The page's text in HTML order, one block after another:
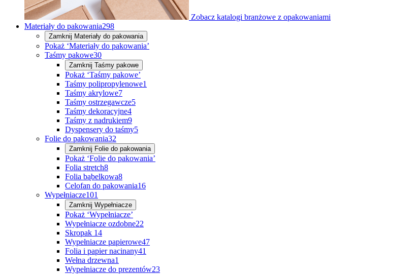
Zobacz katalogi branżowe z opakowaniami
Materiały do pakowania298
Zamknij Materiały do pakowania
Pokaż ‘Materiały do pakowania’
Taśmy pakowe30
Zamknij Taśmy pakowe
Pokaż ‘Taśmy pakowe’
Taśmy polipropylenowe1
Taśmy akrylowe7
Taśmy ostrzegawcze5
Taśmy dekoracyjne4
Taśmy z nadrukiem9
Dyspensery do taśmy5
Folie do pakowania32
Zamknij Folie do pakowania
Pokaż ‘Folie do pakowania’
Folia stretch8
Folia bąbelkowa8
Celofan do pakowania16
Wypełniacze101
Zamknij Wypełniacze
Pokaż ‘Wypełniacze’
Wypełniacze ozdobne22
Skropak 14
Wypełniacze papierowe47
Folia i papier nacinany41
Wełna drzewna1
Wypełniacze do prezentów23